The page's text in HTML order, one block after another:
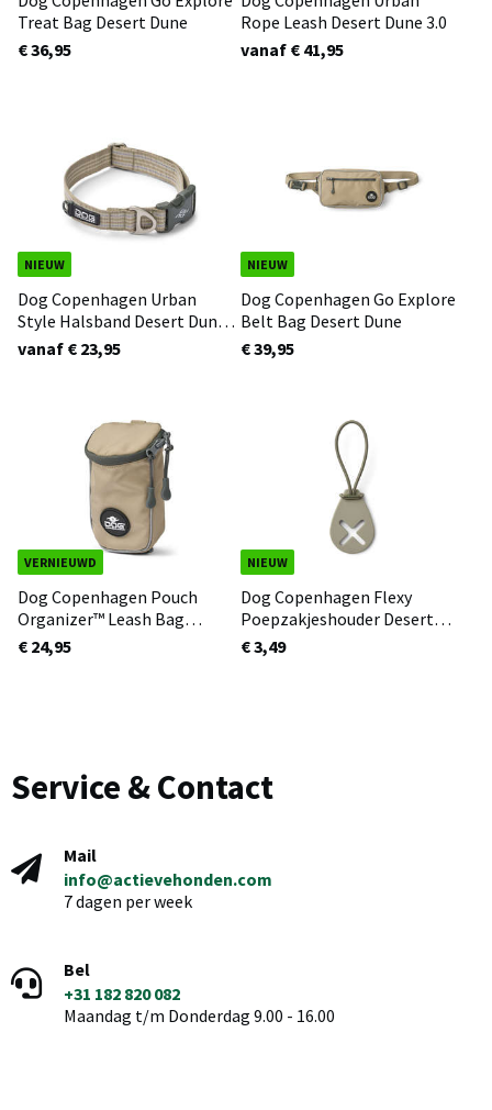
Treat Bag Desert Dune
€ 36,95
Rope Leash Desert Dune 3.0
vanaf € 41,95
NIEUW
Dog Copenhagen Urban
Style Halsband Desert Dune
3.0
vanaf € 23,95
NIEUW
Dog Copenhagen Go Explore
Belt Bag Desert Dune
€ 39,95
VERNIEUWD
Dog Copenhagen Pouch
Organizer™ Leash Bag
Desert Dune 3.0
€ 24,95
NIEUW
Dog Copenhagen Flexy
Poepzakjeshouder Desert
Dune
€ 3,49
Service & Contact
Mail
info@actievehonden.com
7 dagen per week
Bel
+31 182 820 082
Maandag t/m Donderdag 9.00 - 16.00